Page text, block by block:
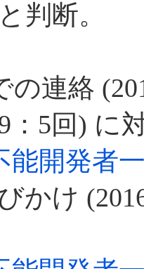
判断。
の連絡
：5回) に
能開発者
かけ (